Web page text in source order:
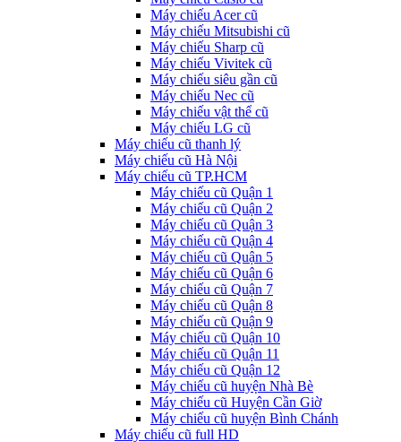
Máy chiếu Acer cũ
Máy chiếu Mitsubishi cũ
Máy chiếu Sharp cũ
Máy chiếu Vivitek cũ
Máy chiếu siêu gần cũ
Máy chiếu Nec cũ
Máy chiếu vật thể cũ
Máy chiếu LG cũ
Máy chiếu cũ thanh lý
Máy chiếu cũ Hà Nội
Máy chiếu cũ TP.HCM
Máy chiếu cũ Quận 1
Máy chiếu cũ Quận 2
Máy chiếu cũ Quận 3
Máy chiếu cũ Quận 4
Máy chiếu cũ Quận 5
Máy chiếu cũ Quận 6
Máy chiếu cũ Quận 7
Máy chiếu cũ Quận 8
Máy chiếu cũ Quận 9
Máy chiếu cũ Quận 10
Máy chiếu cũ Quận 11
Máy chiếu cũ Quận 12
Máy chiếu cũ huyện Nhà Bè
Máy chiếu cũ Huyện Cần Giờ
Máy chiếu cũ huyện Bình Chánh
Máy chiếu cũ full HD